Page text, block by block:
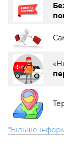
*Більше